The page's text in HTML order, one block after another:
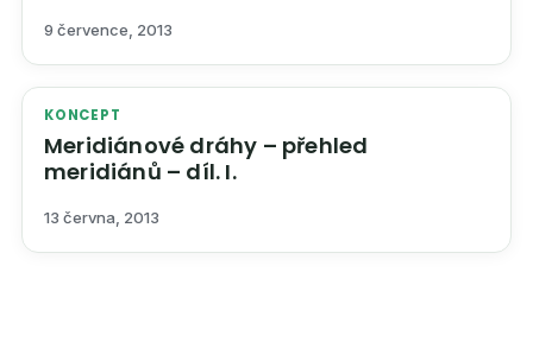
9 července, 2013
KONCEPT
Meridiánové dráhy – přehled
meridiánů – díl. I.
13 června, 2013